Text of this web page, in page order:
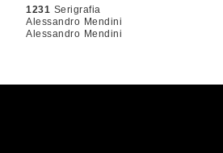
1231 Serigrafia
Alessandro Mendini
Alessandro Mendini